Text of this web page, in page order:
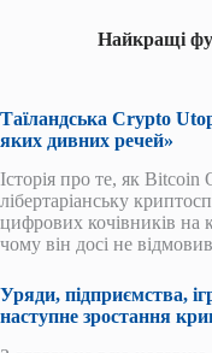
Найкращі
Таїландська Crypto
яких дивних речей»
Історія про те, як Bitcoin
лібертаріанську
цифрових кочівників на
чому він досі не
Уряди, підприємства,
наступне зростання